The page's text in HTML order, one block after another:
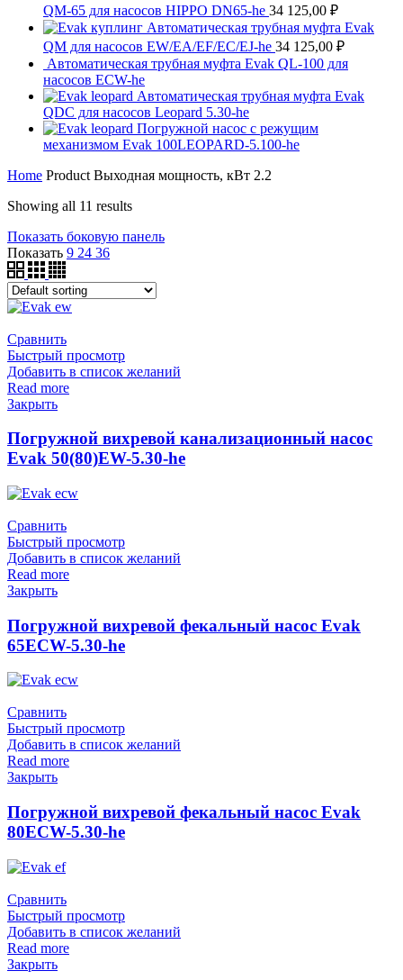
QM-65 для насосов HIPPO DN65-he 34 125,00 ₽
Автоматическая трубная муфта Evak
QM для насосов EW/EA/EF/EC/EJ-he 34 125,00 ₽
Автоматическая трубная муфта Evak QL-100 для
насосов ECW-he
Автоматическая трубная муфта Evak
QDC для насосов Leopard 5.30-he
Погружной насос с режущим
механизмом Evak 100LEOPARD-5.100-he
Home Product Выходная мощность, кВт 2.2
Showing all 11 results
Показать боковую панель
Показать 9 24 36
Сравнить
Быстрый просмотр
Добавить в список желаний
Read more
Закрыть
Погружной вихревой канализационный насос
Evak 50(80)EW-5.30-he
Сравнить
Быстрый просмотр
Добавить в список желаний
Read more
Закрыть
Погружной вихревой фекальный насос Evak
65ECW-5.30-he
Сравнить
Быстрый просмотр
Добавить в список желаний
Read more
Закрыть
Погружной вихревой фекальный насос Evak
80ECW-5.30-he
Сравнить
Быстрый просмотр
Добавить в список желаний
Read more
Закрыть